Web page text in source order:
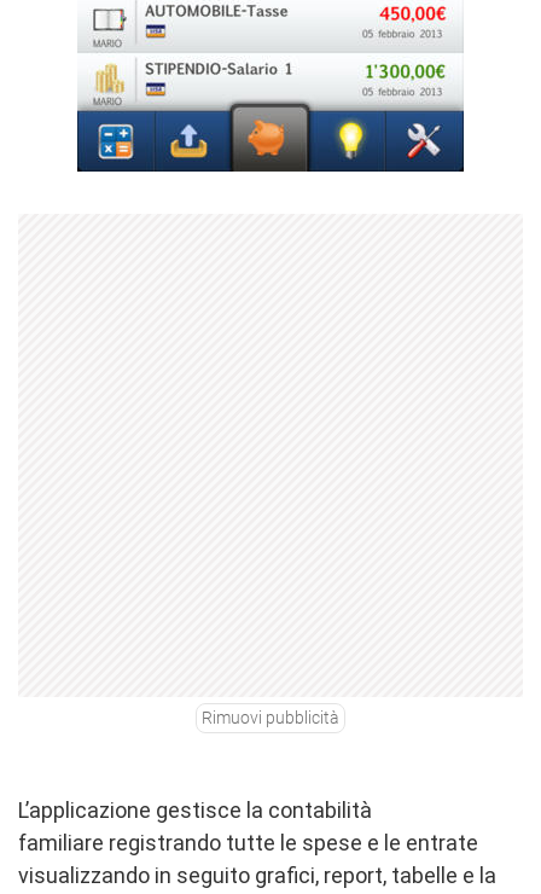
Rimuovi pubblicità
L’applicazione gestisce la contabilità
familiare registrando tutte le spese e le entrate
visualizzando in seguito grafici, report, tabelle e la